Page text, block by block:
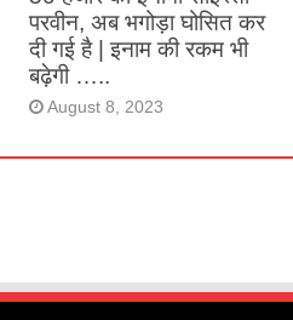
परवीन, अब भगोड़ा घोसित कर
दी गई है | इनाम की रकम भी
बढ़ेगी …..
August 8, 2023